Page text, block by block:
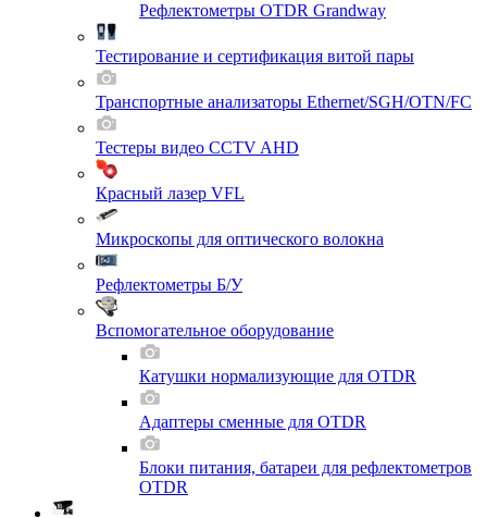
Рефлектометры OTDR Grandway
Тестирование и сертификация витой пары
Транспортные анализаторы Ethernet/SGH/OTN/FC
Тестеры видео CCTV AHD
Красный лазер VFL
Микроскопы для оптического волокна
Рефлектометры Б/У
Вспомогательное оборудование
Катушки нормализующие для OTDR
Адаптеры сменные для OTDR
Блоки питания, батареи для рефлектометров
OTDR